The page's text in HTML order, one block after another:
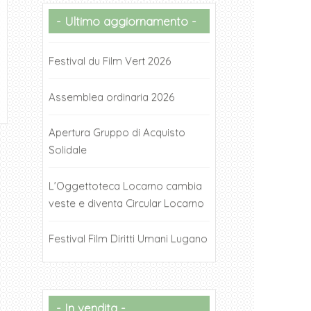
Ultimo aggiornamento
Festival du Film Vert 2026
Assemblea ordinaria 2026
Apertura Gruppo di Acquisto
Solidale
L’Oggettoteca Locarno cambia
veste e diventa Circular Locarno
Festival Film Diritti Umani Lugano
In vendita